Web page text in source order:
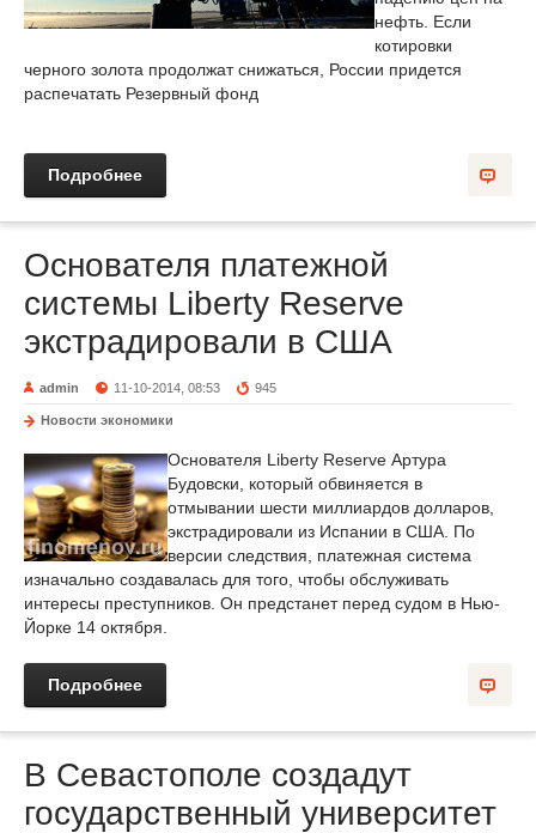
нефть. Если
котировки
черного золота продолжат снижаться, России придется
распечатать Резервный фонд
Подробнее
Основателя платежной
системы Liberty Reserve
экстрадировали в США
admin 11-10-2014, 08:53 945
Новости экономики
Основателя Liberty Reserve Артура
Будовски, который обвиняется в
отмывании шести миллиардов долларов,
экстрадировали из Испании в США. По
версии следствия, платежная система
изначально создавалась для того, чтобы обслуживать
интересы преступников. Он предстанет перед судом в Нью-
Йорке 14 октября.
Подробнее
В Севастополе создадут
государственный университет